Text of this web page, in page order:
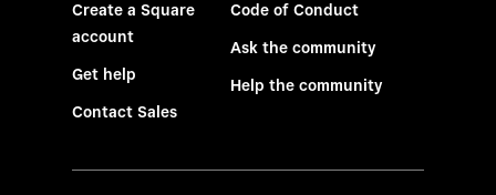
Create a Square
account
Get help
Contact Sales
Code of Conduct
Ask the community
Help the community